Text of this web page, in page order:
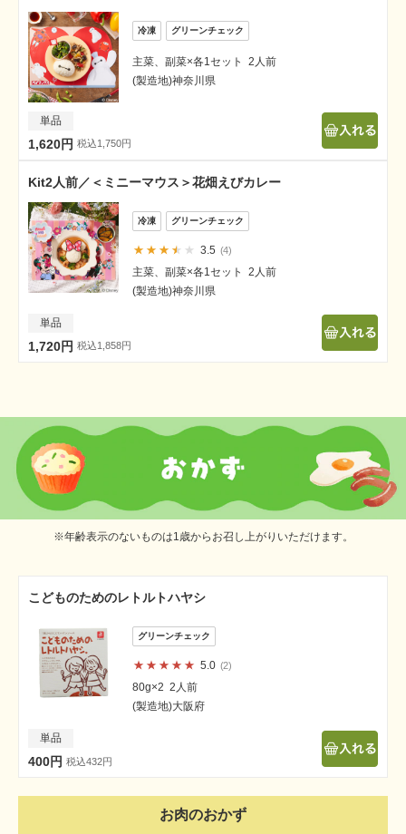
主菜、副菜×各1セット 2人前
(製造地)神奈川県
単品
1,620円 税込1,750円
Kit2人前／＜ミニーマウス＞花畑えびカレー
3.5 4
主菜、副菜×各1セット 2人前
(製造地)神奈川県
単品
1,720円 税込1,858円
※年齢表示のないものは1歳からお召し上がりいただけます。
こどものためのレトルトハヤシ
5.0 2
80g×2 2人前
(製造地)大阪府
単品
400円 税込432円
お肉のおかず